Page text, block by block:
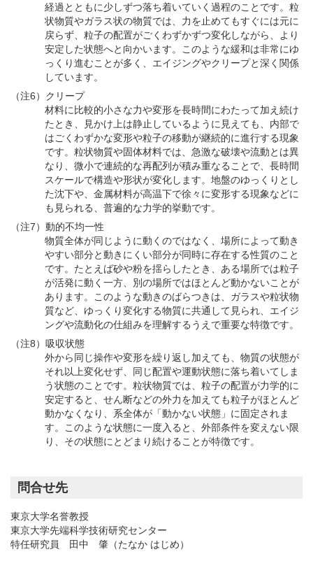
経過とともに少しずつ落ち着いていく過程のことです。粒
状物質やガラス状の物質では、力を止めてもすぐには元に
戻らず、粒子の配置がごくわずかずつ変化しながら、より
安定した状態へと向かいます。このような緩和は非常にゆ
っくり進むことが多く、エイジングやクリープと深く関係
しています。
（注6）クリープ
材料に比較的小さな力や変形を長時間にわたって加え続け
たとき、見かけ上は静止しているように見えても、内部で
はごくわずかな変形や粒子の移動が継続的に進行する現象
です。粒状物質や固体材料では、急激な破壊や流動とは異
なり、微小で連続的な再配列が積み重なることで、長時間
スケールで構造や形状が変化します。地盤のゆっくりとし
た沈下や、金属材料が高温下で徐々に変形する現象などに
も見られる、普遍的な力学的挙動です。
（注7）動的不均一性
物質全体が同じように動くのではなく、場所によって動き
やすい部分と動きにくい部分が同時に存在する性質のこと
です。たとえば砂や粉を揺らしたとき、ある場所では粒子
が活発に動く一方、別の場所ではほとんど動かないことが
あります。このような動きのばらつきは、ガラスや粒状物
質など、ゆっくり変化する物質に共通して見られ、エイジ
ングや流動化の仕組みを理解するうえで重要な特徴です。
（注8）吸収状態
外から同じ操作や変形を繰り返し加えても、物質の状態が
それ以上変化せず、同じ配置や運動状態に落ち着いてしま
う状態のことです。粒状物質では、粒子の配置が力学的に
安定すると、せん断などの外力を加えても粒子がほとんど
動かなくなり、系全体が「動かない状態」に固定されま
す。このような状態に一度入ると、外部条件を変えない限
り、その状態にとどまり続けることが特徴です。
問合せ先
東京大学名誉教授
東京大学先端科学技術研究センター
特任研究員 田中 肇（たなか はじめ）